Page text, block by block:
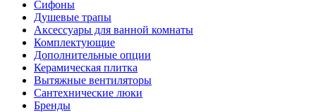
Сифоны
Душевые трапы
Аксессуары для ванной комнаты
Комплектующие
Дополнительные опции
Керамическая плитка
Вытяжные вентиляторы
Сантехнические люки
Бренды